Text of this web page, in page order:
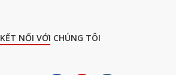
KẾT NỐI VỚI CHÚNG TÔI